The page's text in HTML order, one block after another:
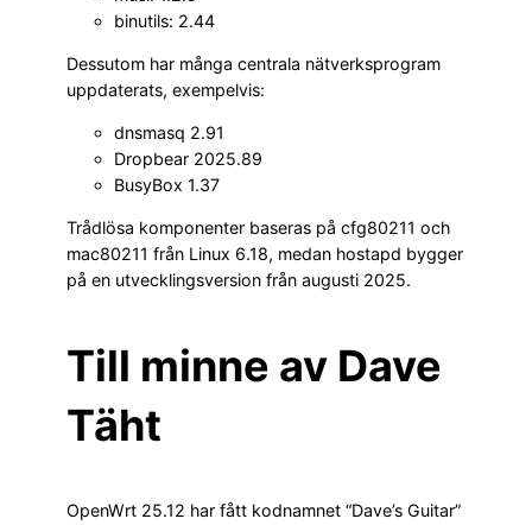
binutils: 2.44
Dessutom har många centrala nätverksprogram
uppdaterats, exempelvis:
dnsmasq 2.91
Dropbear 2025.89
BusyBox 1.37
Trådlösa komponenter baseras på cfg80211 och
mac80211 från Linux 6.18, medan hostapd bygger
på en utvecklingsversion från augusti 2025.
Till minne av Dave
Täht
OpenWrt 25.12 har fått kodnamnet “Dave’s Guitar”